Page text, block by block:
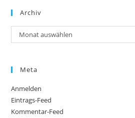
Archiv
Monat auswählen
Meta
Anmelden
Eintrags-Feed
Kommentar-Feed